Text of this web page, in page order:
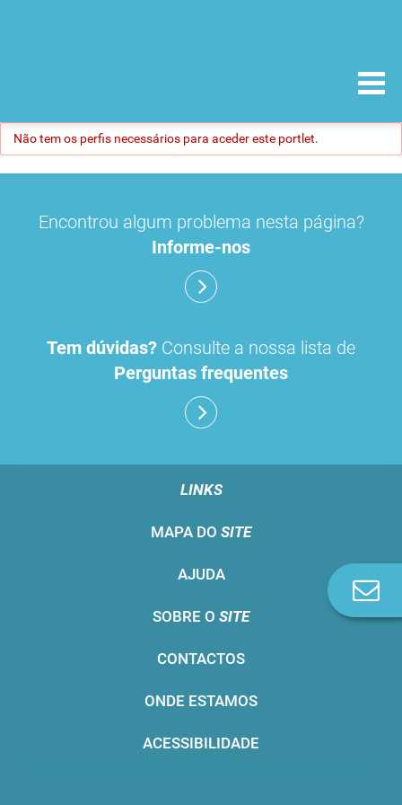
Não tem os perfis necessários para aceder este portlet.
Encontrou algum problema nesta página?
Informe-nos
Tem dúvidas? Consulte a nossa lista de
Perguntas frequentes
LINKS
MAPA DO SITE
AJUDA
SOBRE O SITE
CONTACTOS
ONDE ESTAMOS
ACESSIBILIDADE